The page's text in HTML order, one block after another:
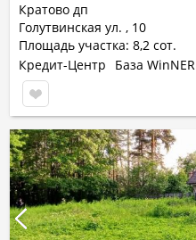
Кратово дп
Голутвинская ул. , 10
Площадь участка: 8,2 сот.
Кредит-Центр
База WinNER